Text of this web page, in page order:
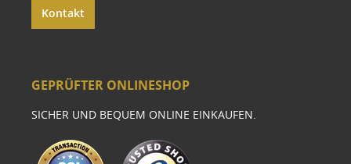
Kontakt
GEPRÜFTER ONLINESHOP
SICHER UND BEQUEM ONLINE EINKAUFEN.